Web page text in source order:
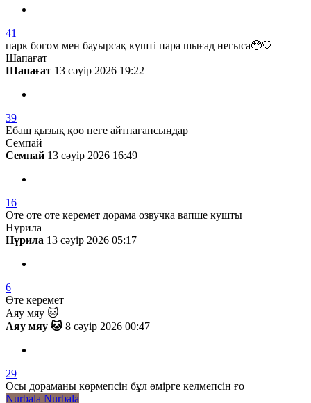
41
парк богом мен бауырсақ күшті пара шығад негыса🥹🤍
Шапағат
Шапағат 13 сәуір 2026 19:22
39
Ебащ қызық қоо неге айтпағансыңдар
Семпай
Семпай 13 сәуір 2026 16:49
16
Оте оте оте керемет дорама озвучка вапше кушты
Нүрила
Нүрила 13 сәуір 2026 05:17
6
Өте керемет
Аяу мяу 🐱
Аяу мяу 🐱 8 сәуір 2026 00:47
29
Осы дораманы көрмепсін бұл өмірге келмепсін ғо
Nurbala Nurbala